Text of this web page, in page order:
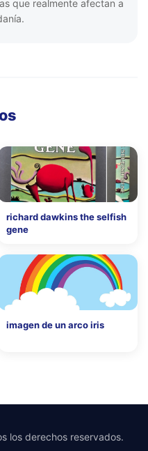
que realmente afectan a
richard dawkins the selfish
gene
imagen de un arco iris
los derechos reservados.